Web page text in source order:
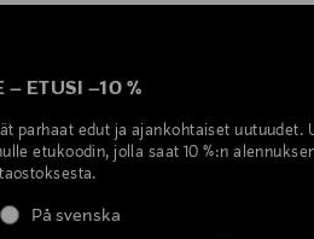
– ETUSI –10 %
parhaat edut ja ajankohtaiset uutuudet.
etukoodin, jolla saat 10 %:n
På svenska